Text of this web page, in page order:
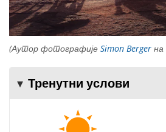
(Аутор фотографије Simon Berger на
Тренутни услови